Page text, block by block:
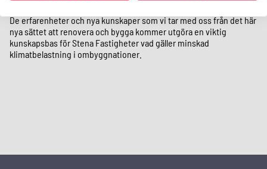
De erfarenheter och nya kunskaper som vi tar med oss från det här
nya sättet att renovera och bygga kommer utgöra en viktig
kunskapsbas för Stena Fastigheter vad gäller minskad
klimatbelastning i ombyggnationer.